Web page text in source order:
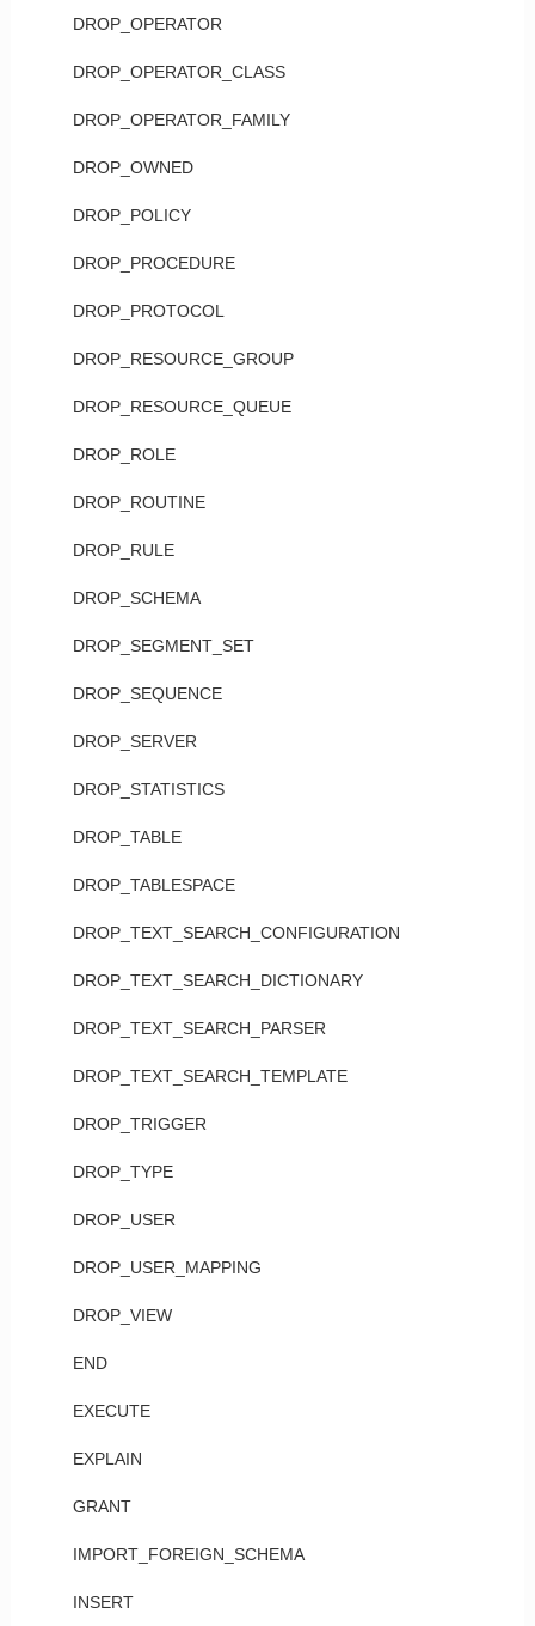
DROP_OPERATOR
DROP_OPERATOR_CLASS
DROP_OPERATOR_FAMILY
DROP_OWNED
DROP_POLICY
DROP_PROCEDURE
DROP_PROTOCOL
DROP_RESOURCE_GROUP
DROP_RESOURCE_QUEUE
DROP_ROLE
DROP_ROUTINE
DROP_RULE
DROP_SCHEMA
DROP_SEGMENT_SET
DROP_SEQUENCE
DROP_SERVER
DROP_STATISTICS
DROP_TABLE
DROP_TABLESPACE
DROP_TEXT_SEARCH_CONFIGURATION
DROP_TEXT_SEARCH_DICTIONARY
DROP_TEXT_SEARCH_PARSER
DROP_TEXT_SEARCH_TEMPLATE
DROP_TRIGGER
DROP_TYPE
DROP_USER
DROP_USER_MAPPING
DROP_VIEW
END
EXECUTE
EXPLAIN
GRANT
IMPORT_FOREIGN_SCHEMA
INSERT